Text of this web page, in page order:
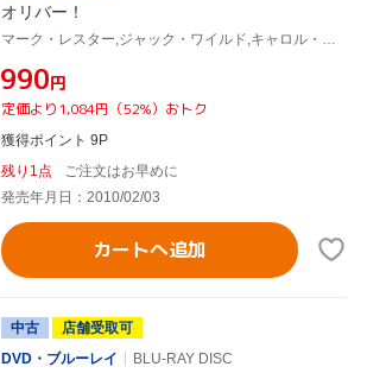
オリバー！
¥990円
定価より1,084円（52%）おトク
獲得ポイント 9P
残り1点
ご注文はお早めに
発売年月日：2010/02/03
カートへ追加
中古
店舗受取可
DVD・ブルーレイ
BLU-RAY DISC